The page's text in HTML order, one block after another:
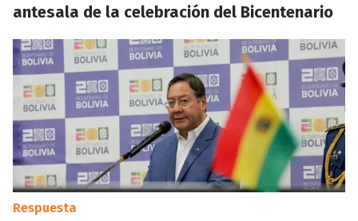
antesala de la celebración del Bicentenario
Respuesta